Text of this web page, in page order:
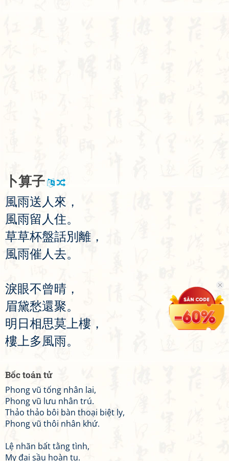
卜算子
風雨送 人 來 ，
風雨留 人住。
草草杯盤話別 離 ，
風雨催 人去。
淚眼不曾晴 ，
眉黛愁還聚。
明 日 相思莫 上樓 ，
樓 上多風雨。
Bốc toán tử
Phong vũ tống nhân lai,
Phong vũ lưu nhân trú.
Thảo thảo bôi bàn thoại biệt ly,
Phong vũ thôi nhân khứ.
Lệ nhãn bất tằng tình,
My đại sầu hoàn tụ.